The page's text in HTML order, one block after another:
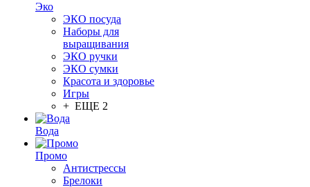
Эко
ЭКО посуда
Наборы для
выращивания
ЭКО ручки
ЭКО сумки
Красота и здоровье
Игры
+ ЕЩЕ 2
Вода
Промо
Антистрессы
Брелоки